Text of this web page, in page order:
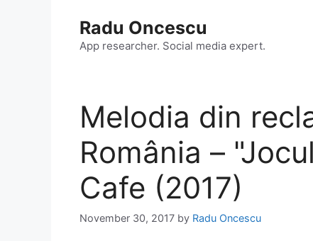
Radu Oncescu
App researcher. Social media expert.
Melodia din
România –
Cafe (2017)
November 30, 2017 by Radu Oncescu